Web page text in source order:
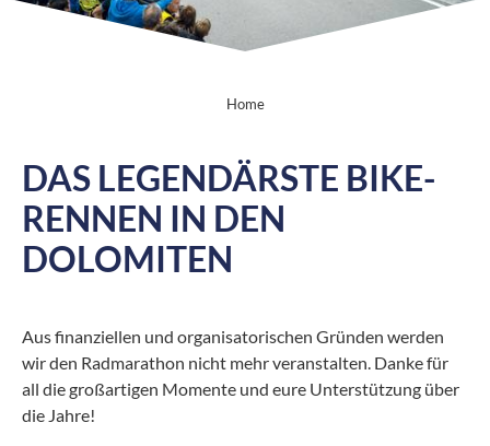
Home
DAS LEGENDÄRSTE BIKE-
RENNEN IN DEN
DOLOMITEN
Aus finanziellen und organisatorischen Gründen werden
wir den Radmarathon nicht mehr veranstalten. Danke für
all die großartigen Momente und eure Unterstützung über
die Jahre!